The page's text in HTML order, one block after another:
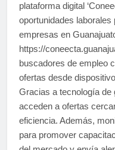
plataforma digital
oportunidades
empresas en
https://
buscadores de empleo
ofertas desde
Gracias a tecnología de
acceden a ofertas
eficiencia. Además,
para promover